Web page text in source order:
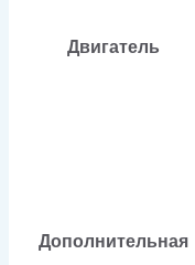
Двигатель
Дополнительная